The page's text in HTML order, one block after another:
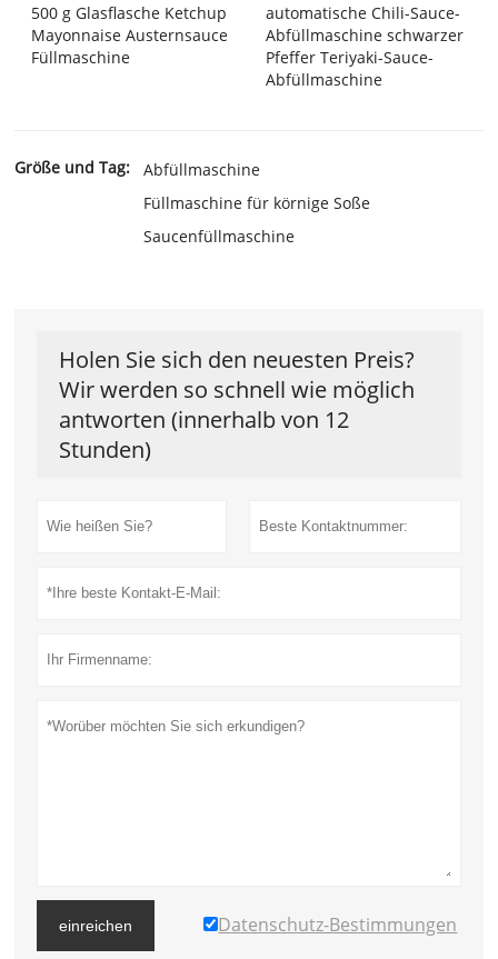
500 g Glasflasche Ketchup
Mayonnaise Austernsauce
Füllmaschine
automatische Chili-Sauce-
Abfüllmaschine schwarzer
Pfeffer Teriyaki-Sauce-
Abfüllmaschine
Größe und Tag:
Abfüllmaschine
Füllmaschine für körnige Soße
Saucenfüllmaschine
Holen Sie sich den neuesten Preis?
Wir werden so schnell wie möglich
antworten (innerhalb von 12
Stunden)
einreichen Datenschutz-Bestimmungen